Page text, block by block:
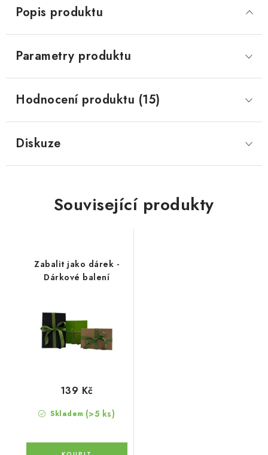
Popis produktu
Parametry produktu
Hodnocení produktu (15)
Diskuze
Související produkty
Zabalit jako dárek -
Dárkové balení
Skladem (>5 ks)
139 Kč